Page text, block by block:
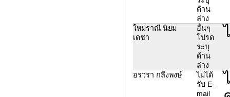
ด้าน
ล่าง
ใหมราณี นิยม
เดชา
อื่นๆ
โปรด
ระบุ
ด้าน
ล่าง
อรวรา กลึงพงษ์
ไม่ได้
รับ E-
mail